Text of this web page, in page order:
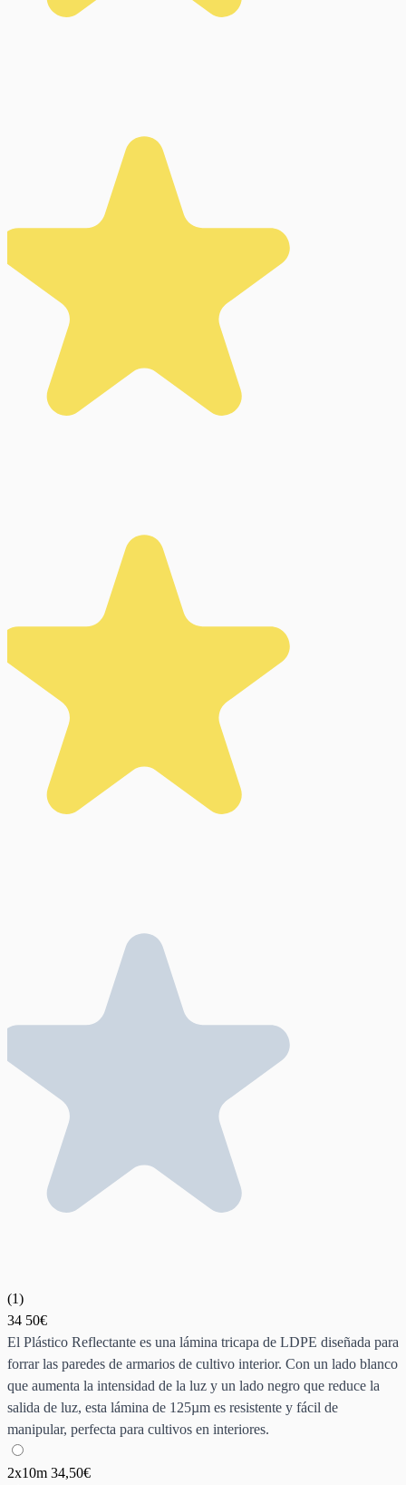
(1)
34 50€
El Plástico Reflectante es una lámina tricapa de LDPE diseñada para
forrar las paredes de armarios de cultivo interior. Con un lado blanco
que aumenta la intensidad de la luz y un lado negro que reduce la
salida de luz, esta lámina de 125µm es resistente y fácil de
manipular, perfecta para cultivos en interiores.
2x10m 34,50€